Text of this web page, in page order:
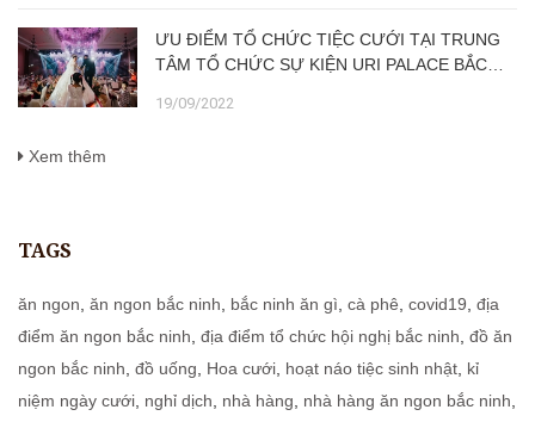
ƯU ĐIỂM TỔ CHỨC TIỆC CƯỚI TẠI TRUNG
TÂM TỔ CHỨC SỰ KIỆN URI PALACE BẮC
19/09/2022
Xem thêm
TAGS
ăn ngon ăn ngon bắc ninh bắc ninh ăn gì cà phê covid19 địa
điểm ăn ngon bắc ninh địa điểm tổ chức hội nghị bắc ninh đồ ăn
ngon bắc ninh đồ uống Hoa cưới hoạt náo tiệc sinh nhật kỉ
niệm ngày cưới nghỉ dịch nhà hàng nhà hàng ăn ngon bắc ninh